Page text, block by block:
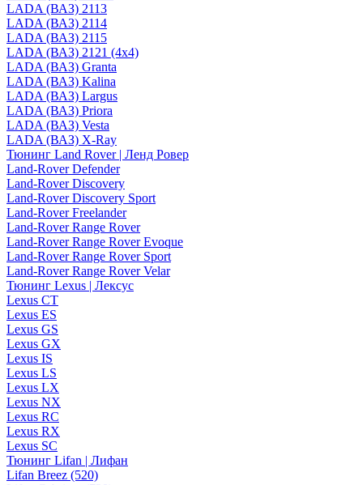
LADA (ВАЗ) 2113
LADA (ВАЗ) 2114
LADA (ВАЗ) 2115
LADA (ВАЗ) 2121 (4x4)
LADA (ВАЗ) Granta
LADA (ВАЗ) Kalina
LADA (ВАЗ) Largus
LADA (ВАЗ) Priora
LADA (ВАЗ) Vesta
LADA (ВАЗ) X-Ray
Тюнинг Land Rover | Ленд Ровер
Land-Rover Defender
Land-Rover Discovery
Land-Rover Discovery Sport
Land-Rover Freelander
Land-Rover Range Rover
Land-Rover Range Rover Evoque
Land-Rover Range Rover Sport
Land-Rover Range Rover Velar
Тюнинг Lexus | Лексус
Lexus CT
Lexus ES
Lexus GS
Lexus GX
Lexus IS
Lexus LS
Lexus LX
Lexus NX
Lexus RC
Lexus RX
Lexus SC
Тюнинг Lifan | Лифан
Lifan Breez (520)